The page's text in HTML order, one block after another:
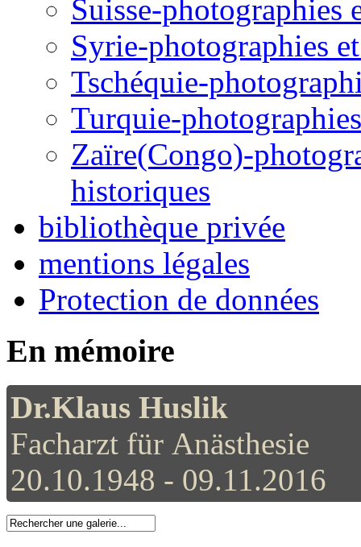
Suisse-photographies
Syrie-photographies
Tschéquie-
Turquie-
Zaïre(Congo)-
historiques
bibliothèque privée
mentions légales
Protection de données
En mémoire
Dr.Klaus Huslik
Facharzt für Anästhesie
20.10.1948 - 09.11.2016